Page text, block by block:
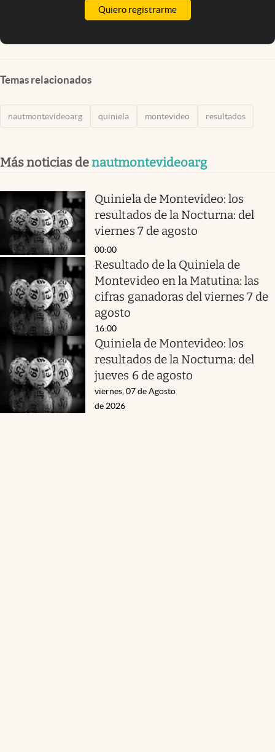
Quiero registrarme
Temas relacionados
nautmontevideoarg quiniela montevideo resultados
Más noticias denautmontevideoarg
Quiniela de Montevideo: los
resultados de la Nocturna: del
viernes 7 de agosto
00:00
Resultado de la Quiniela de
Montevideo en la Matutina: las
cifras ganadoras del viernes 7 de
agosto
16:00
Quiniela de Montevideo: los
resultados de la Nocturna: del
jueves 6 de agosto
viernes, 07 de Agosto
de 2026